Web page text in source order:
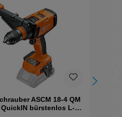
ASCM 18-4 QM
QuickIN bürstenlos L-